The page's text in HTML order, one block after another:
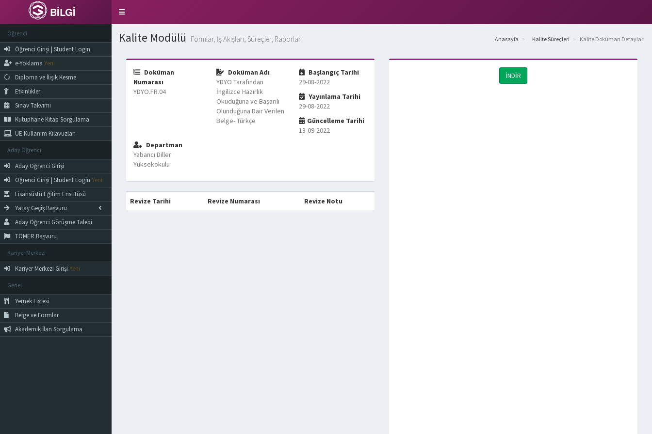
BİLGİ
Toggle
Öğrenci
Öğrenci Girişi | Student Login
e-Yoklama Yeni
Diploma ve İlişik Kesme
Etkinlikler
Sınav Takvimi
Kütüphane Kitap Sorgulama
UE Kullanım Kılavuzları
Aday Öğrenci
Aday Öğrenci Girişi
Öğrenci Girişi | Student Login Yeni
Lisansüstü Eğitim Enstitüsü
Yatay Geçiş Başvuru
Aday Öğrenci Görüşme Talebi
TÖMER Başvuru
Kariyer Merkezi
Kariyer Merkezi Girişi Yeni
Genel
Yemek Listesi
Belge ve Formlar
Akademik İlan Sorgulama
Kalite Modülü Formlar, İş Akışları, Süreçler, Raporlar Anasayfa Kalite Süreçleri Kalite Doküman Detayları
Doküman
Numarası
YDYO.FR.04
Doküman Adı
YDYO Tarafından
İngilizce Hazırlık
Okuduğuna ve Başarılı
Olunduğuna Dair Verilen
Belge- Türkçe
Başlangıç Tarihi
29-08-2022
Yayınlama Tarihi
29-08-2022
Güncelleme Tarihi
13-09-2022
Departman
Yabancı Diller
Yüksekokulu
Revize Tarihi Revize Numarası Revize Notu
İNDİR